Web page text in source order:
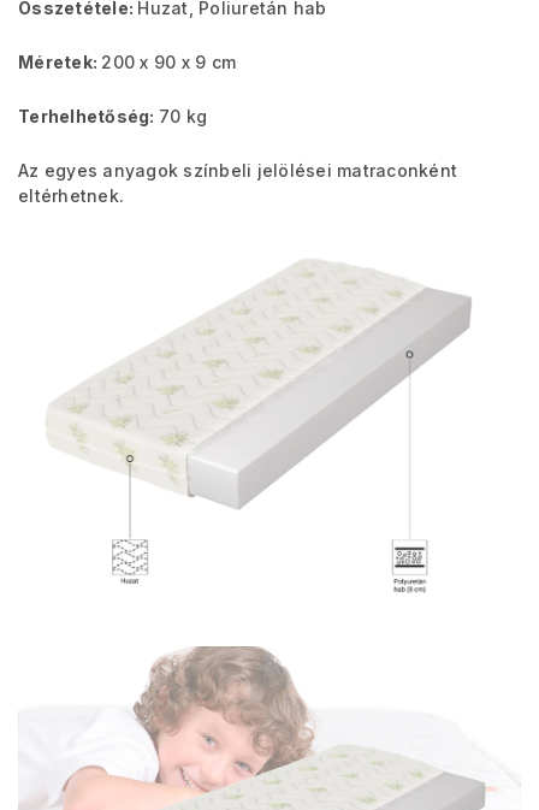
Összetétele: Huzat, Poliuretán hab
Méretek: 200 x 90 x 9 cm
Terhelhetőség: 70 kg
Az egyes anyagok színbeli jelölései matraconként
eltérhetnek.